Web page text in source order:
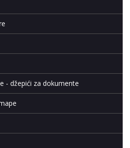
- džepići za dokumente